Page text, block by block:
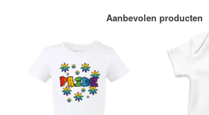
Aanbevolen producten